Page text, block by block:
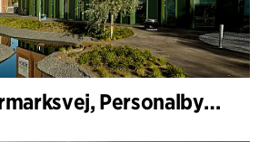
HOFOR Kløvermarksvej, Personalbygning & Pumpestasjon